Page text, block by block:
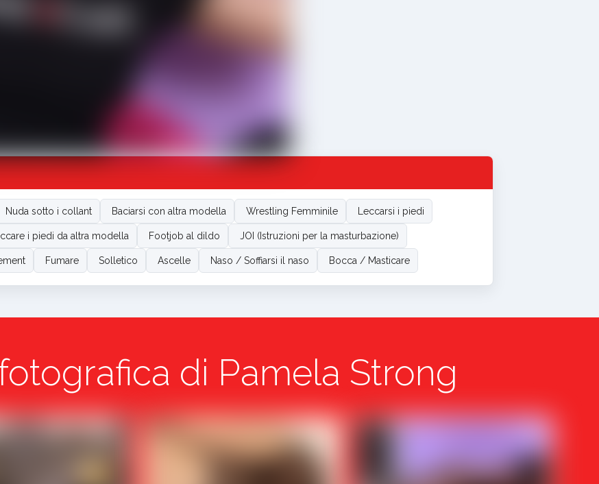
Nuda sotto i collant Baciarsi con altra modella Wrestling Femminile Leccarsi i piedi
i piedi da altra modella Footjob al dildo JOI (Istruzioni per la masturbazione)
Fumare Solletico Ascelle Naso / Soffiarsi il naso Bocca / Masticare
di Pamela Strong